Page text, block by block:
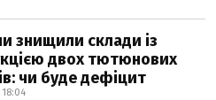
знищили склади із
двох тютюнових
чи буде дефіцит